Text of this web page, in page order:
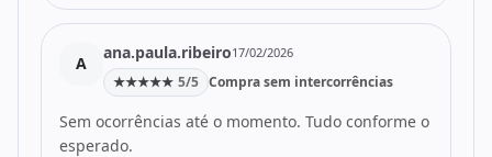
A
ana.paula.ribeiro17/02/2026
★★★★★ 5/5 Compra sem intercorrências
Sem ocorrências até o momento. Tudo conforme o
esperado.